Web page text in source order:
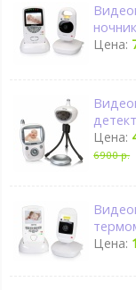
Цена:
Цена:
6900 р.
Цена: